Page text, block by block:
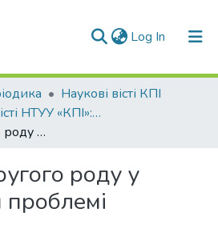
Log In (current)
Наукові вісті КПІ
Наукові вісті НТУУ «КПІ»: науково-технічний журнал, № 4(102)
Поліноми другого роду у двовимірній проблемі моментів
роду у
проблемі